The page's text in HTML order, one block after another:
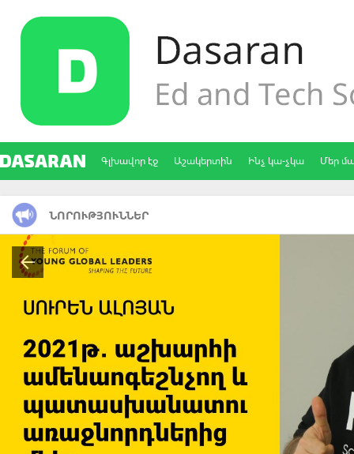
Գլխավոր էջ Աշակերտին Ինչ կա-չկա Մեր
ՆՈՐՈՒԹՅՈՒՆՆԵՐ